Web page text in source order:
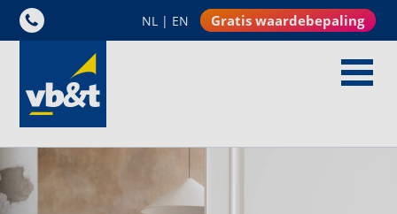
NL | EN Gratis waardebepaling